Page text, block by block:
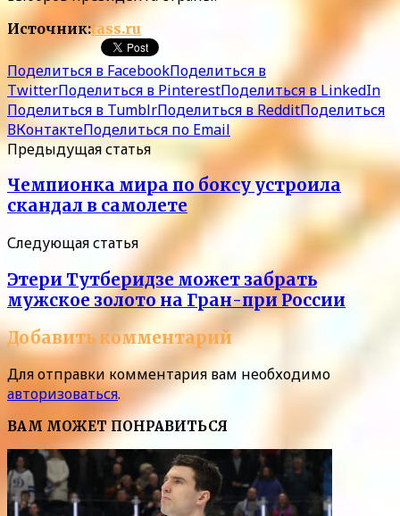
Источник:tass.ru
Поделиться в FacebookПоделиться в
TwitterПоделиться в PinterestПоделиться в LinkedIn
Поделиться в TumblrПоделиться в RedditПоделиться
ВКонтактеПоделиться по Email
Предыдущая статья
Чемпионка мира по боксу устроила
скандал в самолете
Следующая статья
Этери Тутберидзе может забрать
мужское золото на Гран-при России
Добавить комментарий
Для отправки комментария вам необходимо
авторизоваться.
ВАМ МОЖЕТ ПОНРАВИТЬСЯ